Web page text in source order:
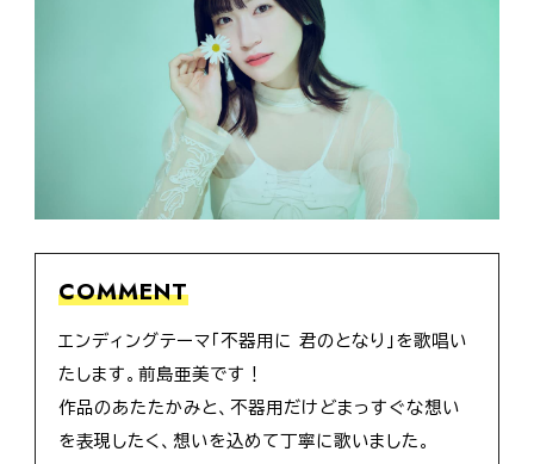
COMMENT
エンディングテーマ「不器用に 君のとなり」を歌唱い
たします。前島亜美です！
作品のあたたかみと、不器用だけどまっすぐな想い
を表現したく、想いを込めて丁寧に歌いました。